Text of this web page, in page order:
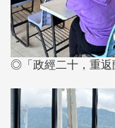
◎「政經二十，重